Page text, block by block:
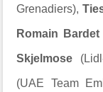
Grenadiers),
Romain Bardet
Skjelmose
(UAE Team